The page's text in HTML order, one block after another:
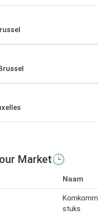
Market🕒
Naam
stuks